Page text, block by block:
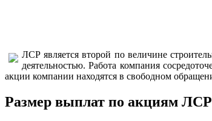
ЛСР является второй по величине
деятельностью. Работа компания
акции компании находятся в свободном
Размер выплат по акциям ЛСР